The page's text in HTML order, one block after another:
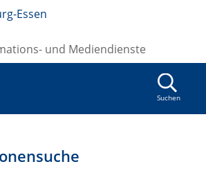
Essen
und Mediendienste
Suchen